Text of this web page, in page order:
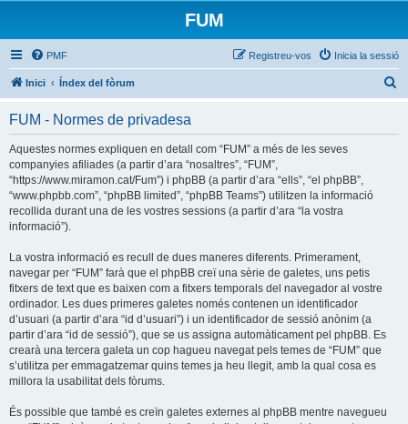
FUM
PMF Inicia la sessió
Registreu-vos
Inici Índex del fòrum
FUM - Normes de privadesa
Aquestes normes expliquen en detall com “FUM” a més de les seves
companyies afiliades (a partir d’ara “nosaltres”, “FUM”,
“https://www.miramon.cat/Fum”) i phpBB (a partir d’ara “ells”, “el phpBB”,
“www.phpbb.com”, “phpBB limited”, “phpBB Teams”) utilitzen la informació
recollida durant una de les vostres sessions (a partir d’ara “la vostra
informació”).
La vostra informació es recull de dues maneres diferents. Primerament,
navegar per “FUM” farà que el phpBB creï una sèrie de galetes, uns petis
fitxers de text que es baixen com a fitxers temporals del navegador al vostre
ordinador. Les dues primeres galetes només contenen un identificador
d’usuari (a partir d’ara “id d’usuari”) i un identificador de sessió anònim (a
partir d’ara “id de sessió”), que se us assigna automàticament pel phpBB. Es
crearà una tercera galeta un cop hagueu navegat pels temes de “FUM” que
s’utilitza per emmagatzemar quins temes ja heu llegit, amb la qual cosa es
millora la usabilitat dels fòrums.
És possible que també es creïn galetes externes al phpBB mentre navegueu